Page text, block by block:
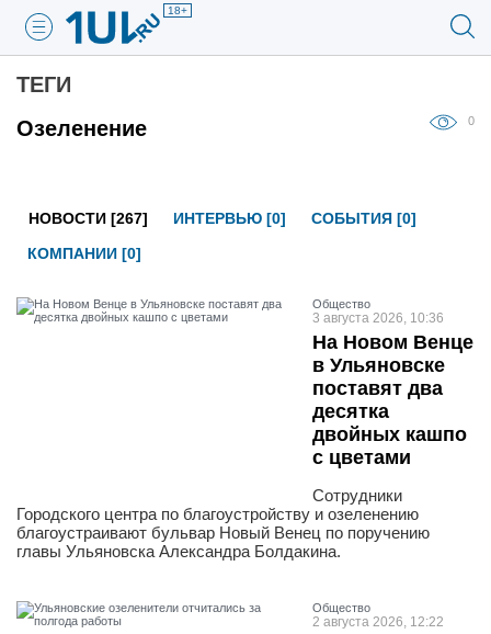
18+
ТЕГИ
Озеленение
0
НОВОСТИ [267] ИНТЕРВЬЮ [0]
СОБЫТИЯ [0]
КОМПАНИИ [0]
Общество
3 августа 2026, 10:36
На Новом Венце
в Ульяновске
поставят два
десятка
двойных кашпо
с цветами
Сотрудники
Городского центра по благоустройству и озеленению
благоустраивают бульвар Новый Венец по поручению
главы Ульяновска Александра Болдакина.
Общество
2 августа 2026, 12:22